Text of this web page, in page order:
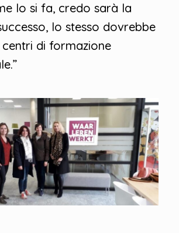
lo si fa, credo sarà la
lo stesso dovrebbe
di formazione